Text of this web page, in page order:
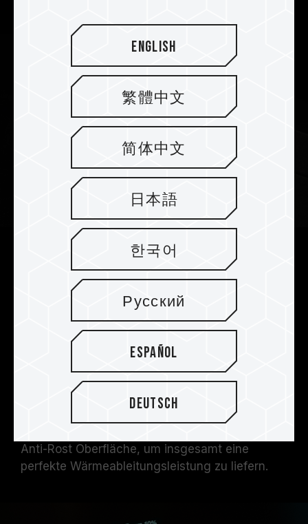
Stabiler 2mm Heatspreader für
perfekte Wärmeableitung
T-FORCE XTREEM DDR5 verwendet eine 2 mm
dicke Aluminiumlegierung als Heatspreader, um
die Qualität und Wärmekapazität zu erhöhen.
Das Produkt verfügt außerdem über ein
Wärmeleit-Pad mit hoher
Temperaturleitfähigkeit, um die PMIC-
Wärmeableitungseffekte zu verstärken,
Anti-Rost Oberfläche, um insgesamt eine
perfekte Wärmeableitungsleistung zu liefern.
English
繁體中文
简体中文
日本語
한국어
Русский
Español
Deutsch